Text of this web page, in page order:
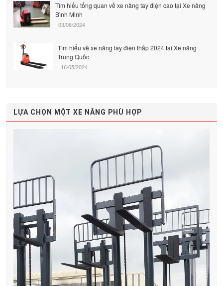
Tìm hiểu tổng quan về xe nâng tay điện cao tại Xe nâng
Bình Minh
03/06/2024
Tìm hiểu về xe nâng tay điện thấp 2024 tại Xe nâng
Trung Quốc
16/05/2024
LỰA CHỌN MỘT XE NÂNG PHÙ HỢP